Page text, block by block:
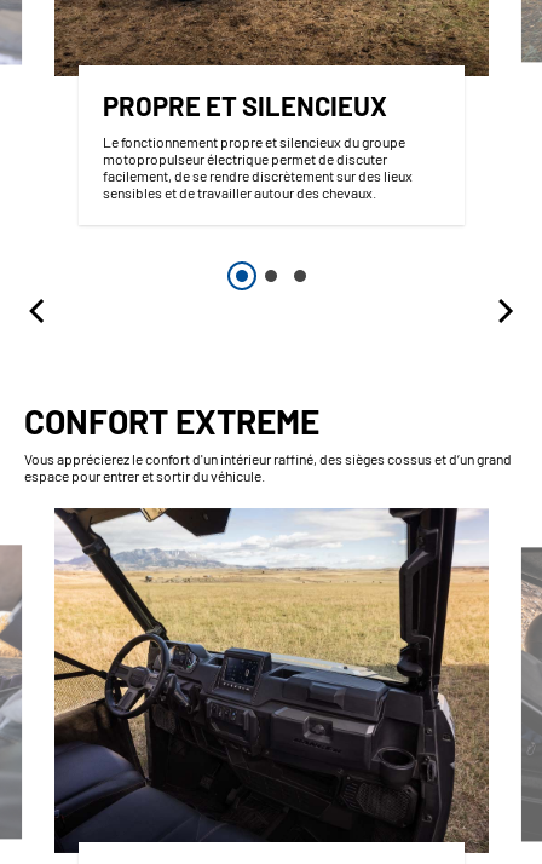
PROPRE ET SILENCIEUX
Le fonctionnement propre et silencieux du groupe
motopropulseur électrique permet de discuter
facilement, de se rendre discrètement sur des lieux
sensibles et de travailler autour des chevaux.
CONFORT EXTREME
Vous apprécierez le confort d'un intérieur raffiné, des sièges cossus et d’un grand
espace pour entrer et sortir du véhicule.